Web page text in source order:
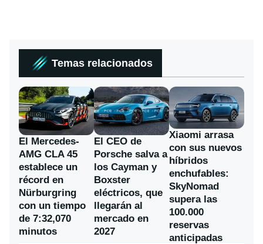
Temas relacionados
El Mercedes-
AMG CLA 45
establece un
récord en
Nürburgring
con un tiempo
de 7:32,070
minutos
El CEO de
Porsche salva a
los Cayman y
Boxster
eléctricos, que
llegarán al
mercado en
2027
Xiaomi arrasa
con sus nuevos
híbridos
enchufables:
SkyNomad
supera las
100.000
reservas
anticipadas